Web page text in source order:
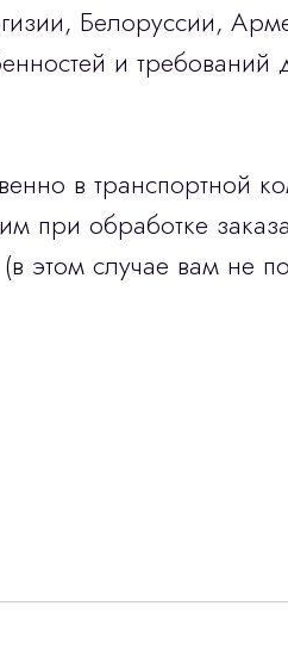
Белоруссии,
и требований
в транспортной
при обработке
этом случае вам не